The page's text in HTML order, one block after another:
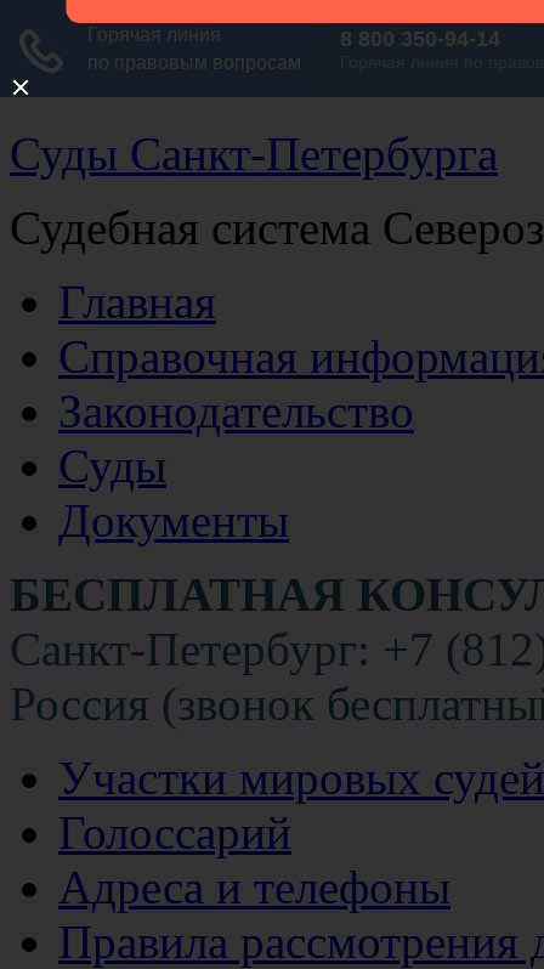
Суды Санкт-Петербурга
Судебная система
Главная
Справочная
Законодательство
Суды
Документы
БЕСПЛАТНАЯ
Санкт-Петербург: +7
Россия (звонок
Участки мировых судей
Голоссарий
Адреса и телефоны
Правила рассмотрения